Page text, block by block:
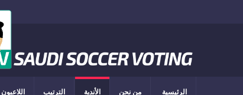
الرئيسية من نحن الأندية الترتيب اللاعبون